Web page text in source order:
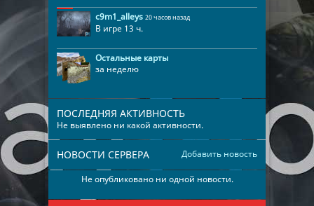
c9m1_alleys 20 часов назад
В игре 13 ч.
Остальные карты
за неделю
ПОСЛЕДНЯЯ АКТИВНОСТЬ
Не выявлено ни какой активности.
Добавить новость
НОВОСТИ СЕРВЕРА
Не опубликовано ни одной новости.